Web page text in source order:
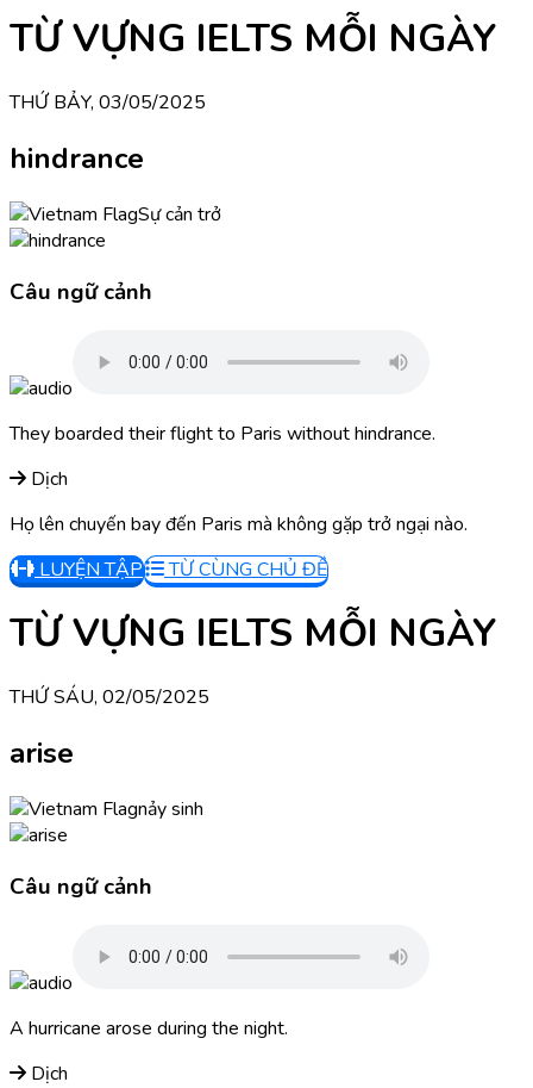
TỪ VỰNG IELTS MỖI NGÀY
THỨ BẢY, 03/05/2025
hindrance
Sự cản trở
Câu ngữ cảnh
They boarded their flight to Paris without hindrance.
Dịch
Họ lên chuyến bay đến Paris mà không gặp trở ngại nào.
LUYỆN TẬP
TỪ CÙNG CHỦ ĐỀ
TỪ VỰNG IELTS MỖI NGÀY
THỨ SÁU, 02/05/2025
arise
nảy sinh
Câu ngữ cảnh
A hurricane arose during the night.
Dịch